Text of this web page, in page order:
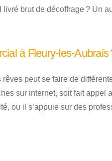
brut de décoffrage ? Un
à Fleury-les-Aubrais
rêves peut se faire de
sur internet, soit fait appel
ou il s’appuie sur des